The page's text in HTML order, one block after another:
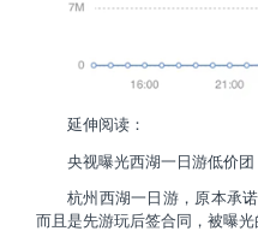
延伸阅读：
央视曝光西湖一日游低价团
杭州西湖一日游，原本承
而且是先游玩后签合同，被曝光